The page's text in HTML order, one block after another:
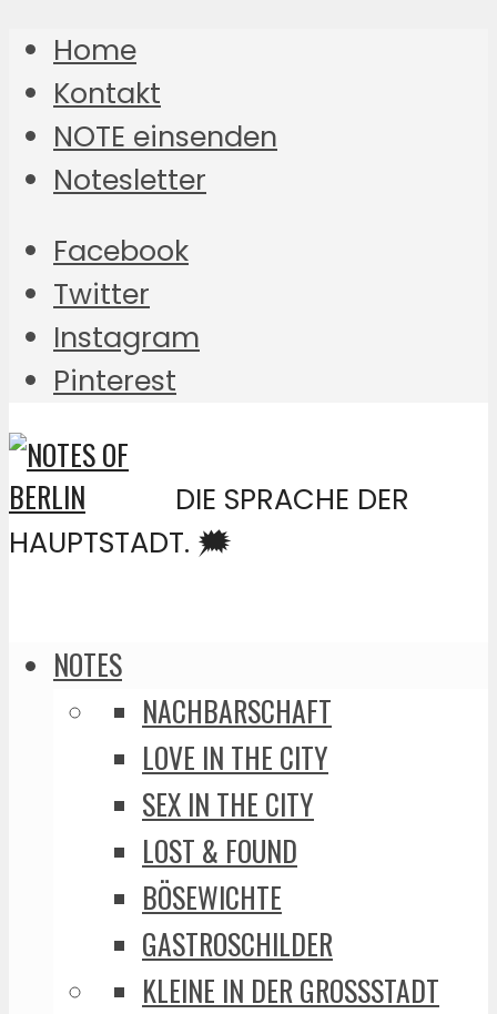
Home
Kontakt
NOTE einsenden
Notesletter
Facebook
Twitter
Instagram
Pinterest
DIE SPRACHE DER
HAUPTSTADT. 🗯️
NOTES
NACHBARSCHAFT
LOVE IN THE CITY
SEX IN THE CITY
LOST & FOUND
BÖSEWICHTE
GASTROSCHILDER
KLEINE IN DER GROSSSTADT